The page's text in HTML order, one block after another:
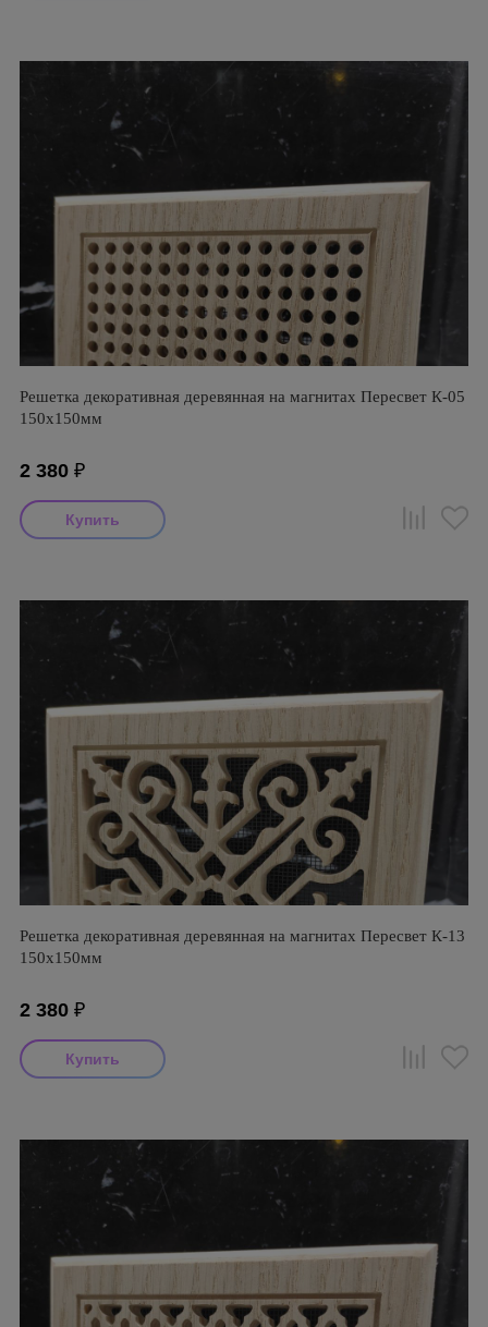
Решетка декоративная деревянная на магнитах Пересвет К-05
150х150мм
2 380 ₽
Решетка декоративная деревянная на магнитах Пересвет К-13
150х150мм
2 380 ₽